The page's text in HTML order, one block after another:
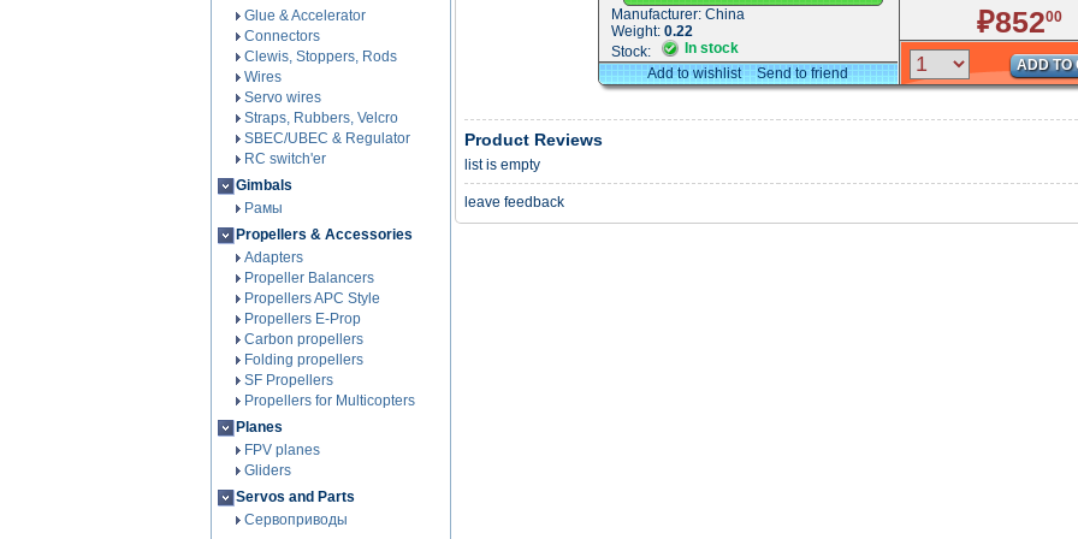
Glue & Accelerator
Connectors
Clewis, Stoppers, Rods
Wires
Servo wires
Straps, Rubbers, Velcro
SBEC/UBEC & Regulator
RC switch'er
Gimbals
Рамы
Propellers & Accessories
Adapters
Propeller Balancers
Propellers APC Style
Propellers E-Prop
Carbon propellers
Folding propellers
SF Propellers
Propellers for Multicopters
Planes
FPV planes
Gliders
Servos and Parts
Сервоприводы
Manufacturer: China
Weight: 0.22
Stock:
In stock
Add to wishlist
Send to friend
₽85200
ADD TO
Product Reviews
list is empty
leave feedback